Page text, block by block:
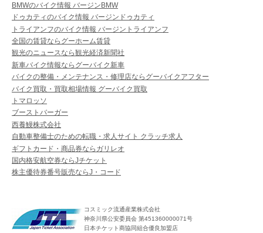
BMWのバイク情報 バージンBMW
ドゥカティのバイク情報 バージンドゥカティ
トライアンフのバイク情報 バージントライアンフ
全国の賃貸ならグーホーム賃貸
観光のニュースなら観光経済新聞社
新車バイク情報ならグーバイク新車
バイクの整備・メンテナンス・修理店ならグーバイクアフター
バイク買取・買取相場情報 グーバイク買取
トマロッソ
ブーストバーガー
西養鰻株式会社
自動車整備士のための転職・求人サイト クラッチ求人
ギフトカード・商品券ならガリレオ
国内格安航空券ならJチケット
株主優待券番号販売ならJ・コード
コスミック流通産業株式会社
神奈川県公安委員会 第451360000071号
日本チケット商協同組合優良加盟店